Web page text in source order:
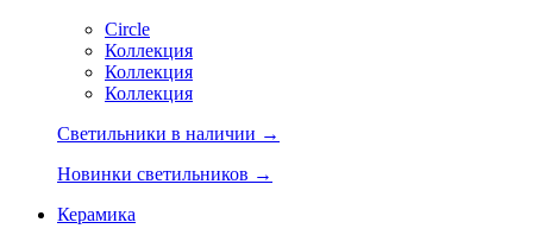
Circle
Коллекция
Коллекция
Коллекция
Светильники в наличии →
Новинки светильников →
Керамика